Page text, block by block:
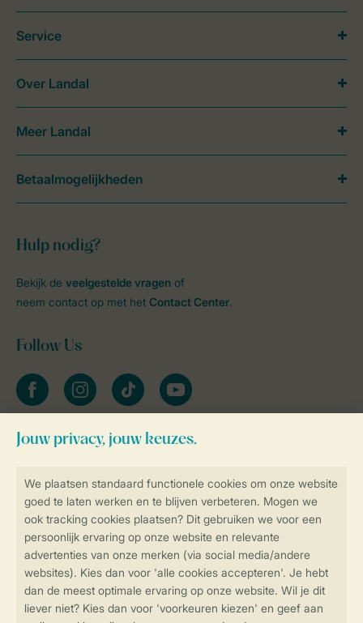
Veilig en snel online boeken
Veilige gegevensoverdracht
Veilige betaling
Hulp nodig?
Bekijk de veelgestelde vragen of
neem contact op met het Contact Center.
Follow Us
facebookinstagramtiktok youtube
Blijf op de hoogte
Service
Over Landal
Meer Landal
Betaalmogelijkheden